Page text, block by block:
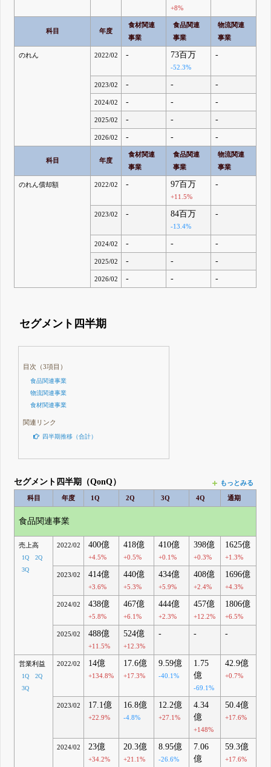
+8%
科目 年度
食材関連
事業
食品関連
事業
物流関連
事業
のれん 2022/02 - 73百万
-52.3%
-
2023/02 - - -
2024/02 - - -
2025/02 - - -
2026/02 - - -
科目 年度
食材関連
事業
食品関連
事業
物流関連
事業
のれん償却額 2022/02 - 97百万
+11.5%
-
2023/02 - 84百万
-13.4%
-
2024/02 - - -
2025/02 - - -
2026/02 - - -
セグメント四半期
目次（3項目）
食品関連事業
物流関連事業
食材関連事業
関連リンク
四半期推移（合計）
セグメント四半期（QonQ） もっとみる
科目 年度 1Q 2Q 3Q 4Q 通期
食品関連事業
売上高
1Q
2Q
3Q
2022/02 400億
+4.5%
418億
+0.5%
410億
+0.1%
398億
+0.3%
1625億
+1.3%
2023/02 414億
+3.6%
440億
+5.3%
434億
+5.9%
408億
+2.4%
1696億
+4.3%
2024/02 438億
+5.8%
467億
+6.1%
444億
+2.3%
457億
+12.2%
1806億
+6.5%
2025/02 488億
+11.5%
524億
+12.3%
- - -
営業利益
1Q
2Q
3Q
2022/02 14億
+134.8%
17.6億
+17.3%
9.59億
-40.1%
1.75
億
-69.1%
42.9億
+0.7%
2023/02 17.1億
+22.9%
16.8億
-4.8%
12.2億
+27.1%
4.34
億
+148%
50.4億
+17.6%
2024/02 23億
+34.2%
20.3億
+21.1%
8.95億
-26.6%
7.06
億
59.3億
+17.6%